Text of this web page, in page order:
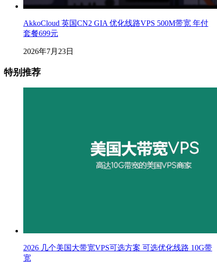
AkkoCloud 英国CN2 GIA 优化线路VPS 500M带宽 年付
套餐699元
2026年7月23日
特别推荐
2026 几个美国大带宽VPS可选方案 可选优化线路 10G带
宽